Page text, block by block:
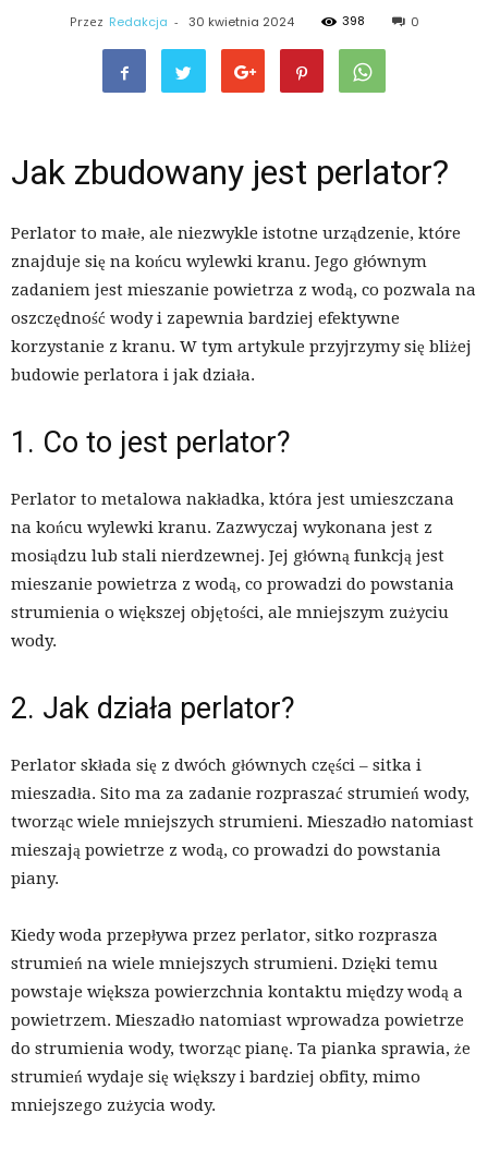
Przez Redakcja - 30 kwietnia 2024 398 0
Jak zbudowany jest perlator?
Perlator to małe, ale niezwykle istotne urządzenie, które
znajduje się na końcu wylewki kranu. Jego głównym
zadaniem jest mieszanie powietrza z wodą, co pozwala na
oszczędność wody i zapewnia bardziej efektywne
korzystanie z kranu. W tym artykule przyjrzymy się bliżej
budowie perlatora i jak działa.
1. Co to jest perlator?
Perlator to metalowa nakładka, która jest umieszczana
na końcu wylewki kranu. Zazwyczaj wykonana jest z
mosiądzu lub stali nierdzewnej. Jej główną funkcją jest
mieszanie powietrza z wodą, co prowadzi do powstania
strumienia o większej objętości, ale mniejszym zużyciu
wody.
2. Jak działa perlator?
Perlator składa się z dwóch głównych części – sitka i
mieszadła. Sito ma za zadanie rozpraszać strumień wody,
tworząc wiele mniejszych strumieni. Mieszadło natomiast
mieszają powietrze z wodą, co prowadzi do powstania
piany.
Kiedy woda przepływa przez perlator, sitko rozprasza
strumień na wiele mniejszych strumieni. Dzięki temu
powstaje większa powierzchnia kontaktu między wodą a
powietrzem. Mieszadło natomiast wprowadza powietrze
do strumienia wody, tworząc pianę. Ta pianka sprawia, że
strumień wydaje się większy i bardziej obfity, mimo
mniejszego zużycia wody.